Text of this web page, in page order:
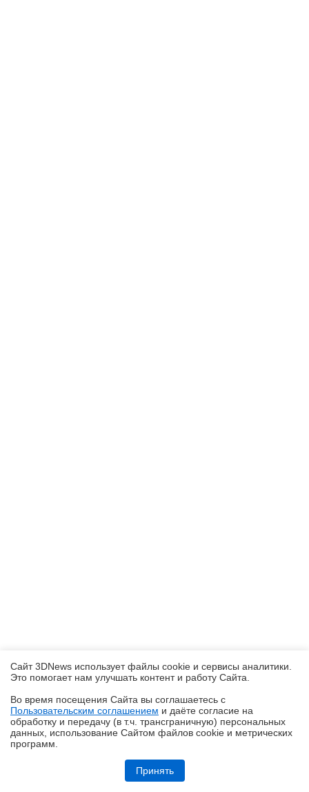
Обзор системы жидкостного охлаждения MSI MEG CoreLiquid E15
360: экран-водопад теперь и на СЖО
Сайт 3DNews использует файлы cookie и сервисы аналитики.
Это помогает нам улучшать контент и работу Cайта.
Во время посещения Cайта вы соглашаетесь с
Пользовательским соглашением и даёте согласие на
обработку и передачу (в т.ч. трансграничную) персональных
данных, использование Cайтом файлов cookie и метрических
программ.
Принять